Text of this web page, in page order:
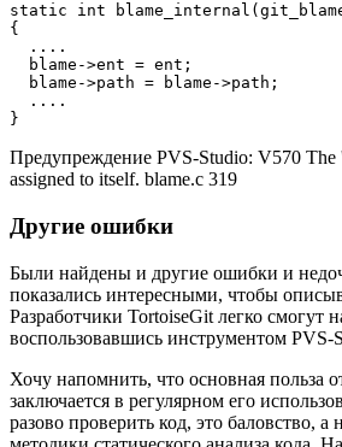
static int
{
  ....
  blame->ent = ent;
  blame->path = blame->path;
  ....
}
Предупреждение PVS-Studio: V570 The
assigned to itself. blame.c 319
Другие ошибки
Были найдены и другие ошибки и
показались интересными, чтобы
Разработчики TortoiseGit легко смогут
воспользовавшись инструментом PVS-
Хочу напомнить, что основная польза
заключается в регулярном его
разово проверить код, это баловство, а